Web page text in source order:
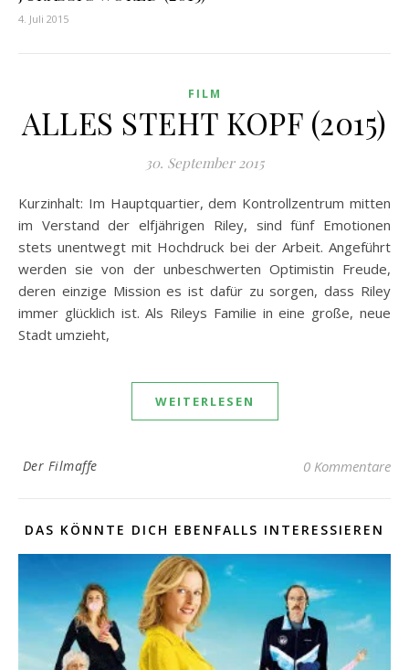
4. Juli 2015
FILM
ALLES STEHT KOPF (2015)
30. September 2015
Kurzinhalt: Im Hauptquartier, dem Kontrollzentrum mitten
im Verstand der elfjährigen Riley, sind fünf Emotionen
stets unentwegt mit Hochdruck bei der Arbeit. Angeführt
werden sie von der unbeschwerten Optimistin Freude,
deren einzige Mission es ist dafür zu sorgen, dass Riley
immer glücklich ist. Als Rileys Familie in eine große, neue
Stadt umzieht,
WEITERLESEN
Der Filmaffe 0 Kommentare
DAS KÖNNTE DICH EBENFALLS INTERESSIEREN